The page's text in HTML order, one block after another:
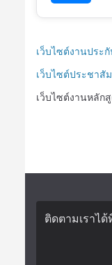
เว็บไซต์งานประ
เว็บไซต์ประชาสั
เว็บไซต์งานหลัก
ติดตามเราได้